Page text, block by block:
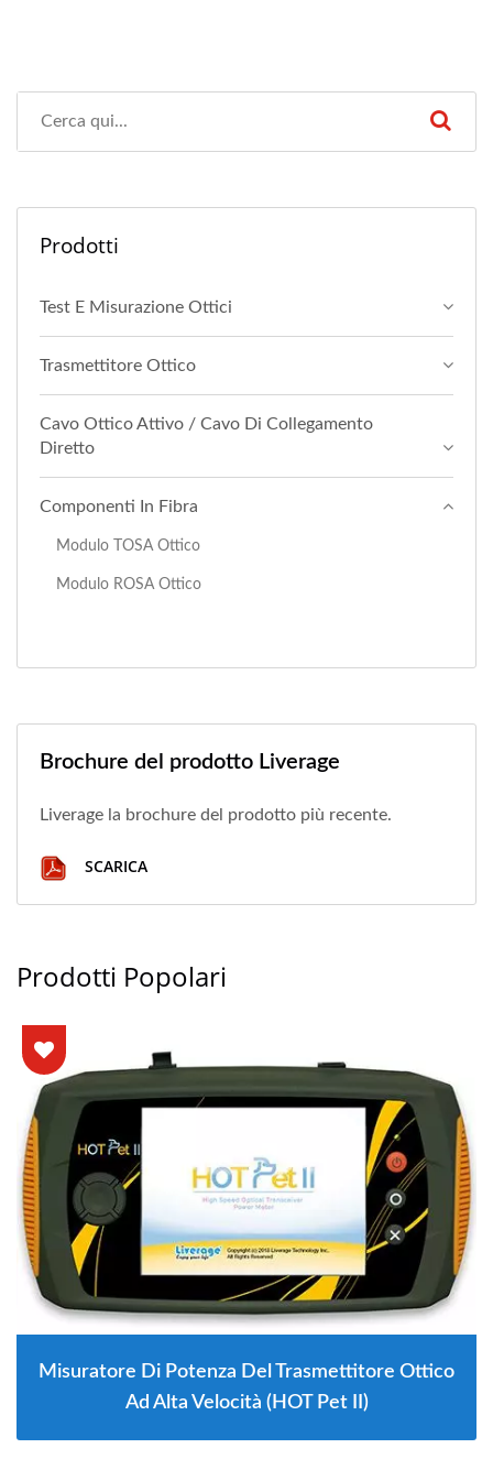
Prodotti
Test E Misurazione Ottici
Trasmettitore Ottico
Cavo Ottico Attivo / Cavo Di Collegamento
Diretto
Componenti In Fibra
Modulo TOSA Ottico
Modulo ROSA Ottico
Brochure del prodotto Liverage
Liverage la brochure del prodotto più recente.
SCARICA
Prodotti Popolari
Misuratore Di Potenza Del Trasmettitore Ottico
Ad Alta Velocità (HOT Pet II)